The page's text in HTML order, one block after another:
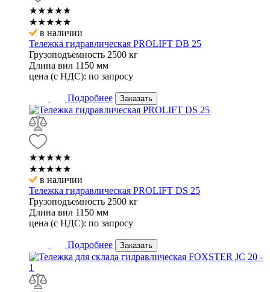
★★★★★
★★★★★
в наличии
Тележка гидравлическая PROLIFT DB 25
Грузоподъемность 2500 кг
Длина вил 1150 мм
цена (с НДС): по запросу
Подробнее Заказать
★★★★★
★★★★★
в наличии
Тележка гидравлическая PROLIFT DS 25
Грузоподъемность 2500 кг
Длина вил 1150 мм
цена (с НДС): по запросу
Подробнее Заказать